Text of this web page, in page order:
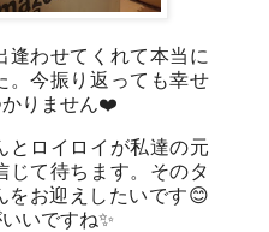
逢わせてくれて本当に
。今振り返っても幸せ
かりません❤️
とロイロイが私達の元
じて待ちます。そのタ
をお迎えしたいです😊
いですね✨